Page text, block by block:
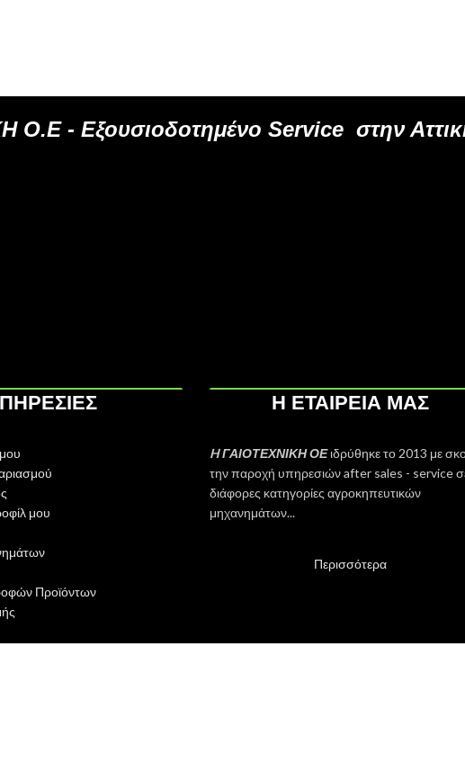
Ο.Ε - Εξουσιοδοτημένο Serviceστην
μου
Προϊόντων
Η ΕΤΑΙΡΕΙΑ ΜΑΣ
H ΓΑΙΟΤΕΧΝΙΚΗ ΟΕιδρύθηκε το 2013 με
την παροχή υπηρεσιών after sales - service
διάφορες κατηγορίες αγροκηπευτικών
μηχανημάτων...
Περισσότερα